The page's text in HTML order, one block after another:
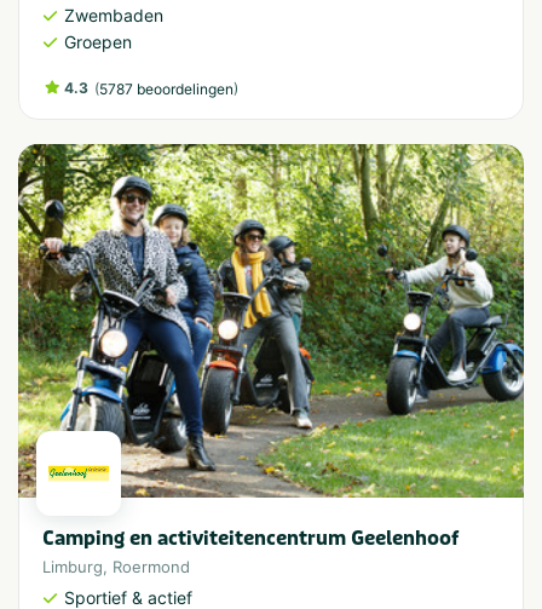
Zwembaden
Groepen
4.3 (5787 beoordelingen)
Camping en activiteitencentrum Geelenhoof
Limburg, Roermond
Sportief & actief